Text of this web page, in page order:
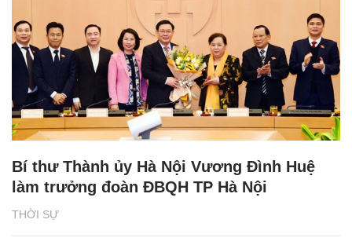
THỜI SỰ
Bí thư Thành ủy Hà Nội Vương Đình Huệ
làm trưởng đoàn ĐBQH TP Hà Nội